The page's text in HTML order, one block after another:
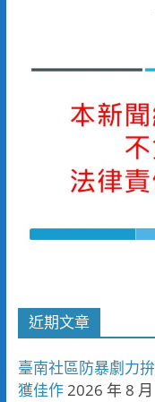
近期文章
臺南社區防暴劇力
獲佳作2026 年 8